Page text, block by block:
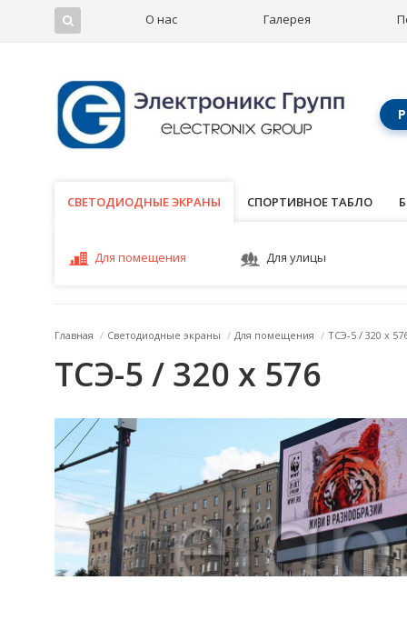
О нас Галерея
СВЕТОДИОДНЫЕ ЭКРАНЫ
СВЕТОДИОДНЫЕ ЭКРАНЫ СПОРТИВНОЕ ТАБЛО
Для помещения Для улицы
Главная / Светодиодные экраны / Для помещения / ТСЭ-5 / 320 x
ТСЭ-5 / 320 x 576